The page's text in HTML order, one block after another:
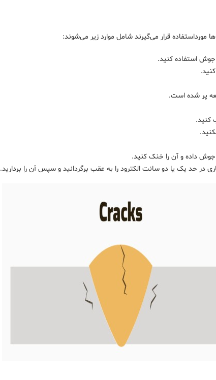
مورداستفاده قرار می‌گیرند شامل موارد زیر می‌شوند:
جوش استفاده کنید.
پر شده است.
کنید.
داده و آن را خنک کنید.
در حد یک یا دو سانت الکترود را به عقب برگردانید و سپس آن را بردارید.